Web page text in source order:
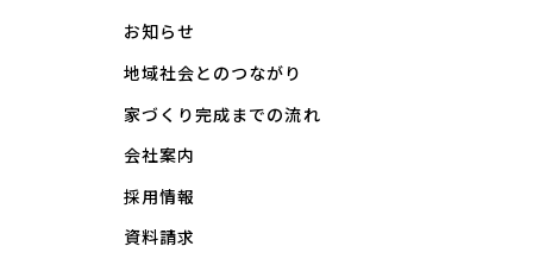
お知らせ
地域社会とのつながり
家づくり完成までの流れ
会社案内
採用情報
資料請求